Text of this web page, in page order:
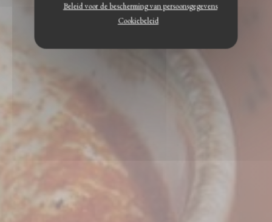
Beleid voor de bescherming van persoonsgegevens
Cookiebeleid